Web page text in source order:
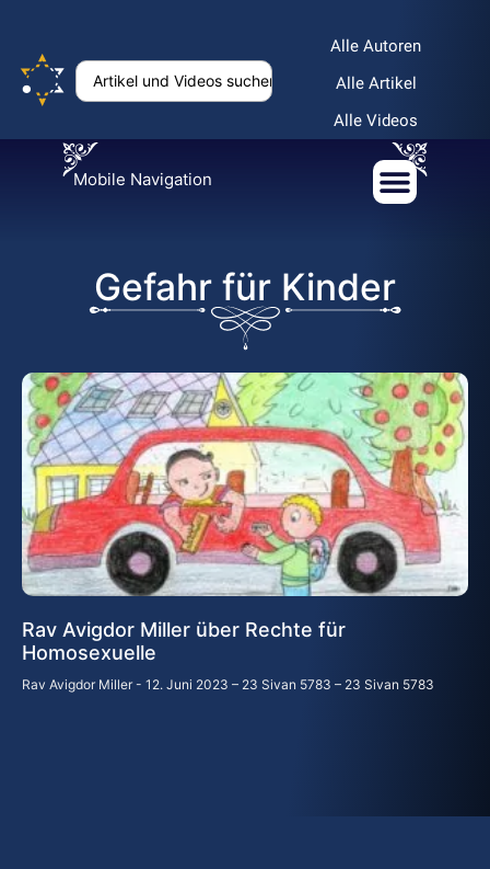
Alle Autoren
Alle Artikel
Alle Videos
Mobile Navigation
Gefahr für Kinder
Rav Avigdor Miller über Rechte für
Homosexuelle
Rav Avigdor Miller 12. Juni 2023 – 23 Sivan 5783 – 23 Sivan 5783